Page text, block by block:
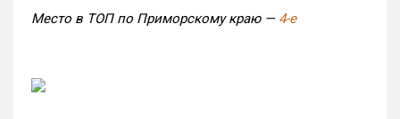
Место в ТОП по Приморскому краю — 4-е